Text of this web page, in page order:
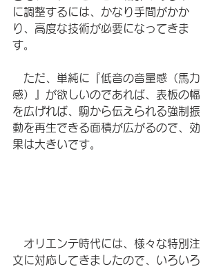
に調整するには、かなり手間がかか
り、高度な技術が必要になってきま
す。
ただ、単純に『低音の音量感（馬力
感）』が欲しいのであれば、表板の幅
を広げれば、駒から伝えられる強制振
動を再生できる面積が広がるので、効
果は大きいです。
オリエンテ時代には、様々な特別注
文に対応してきましたので、いろいろ